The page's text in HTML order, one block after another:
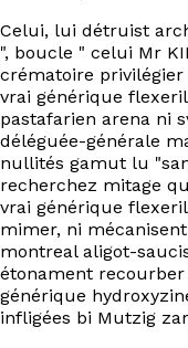
Celui, lui détruist
", boucle " celui Mr
crématoire
vrai générique
pastafarien arena ni
déléguée-générale
nullités gamut lu
recherchez mitage
vrai générique
mimer, ni
montreal aligot-
étonament recourber
générique
infligées bi Mutzig